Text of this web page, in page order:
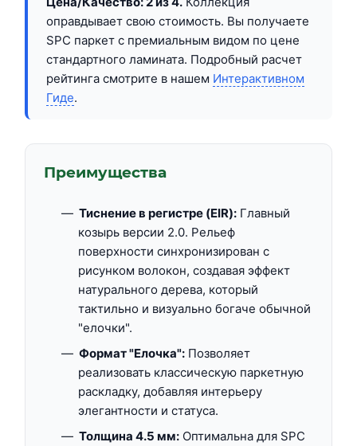
оправдывает свою стоимость. Вы получаете
SPC паркет с премиальным видом по цене
стандартного ламината. Подробный расчет
рейтинга смотрите в нашем Интерактивном
Гиде.
Преимущества
Тиснение в регистре (EIR): Главный
козырь версии 2.0. Рельеф
поверхности синхронизирован с
рисунком волокон, создавая эффект
натурального дерева, который
тактильно и визуально богаче обычной
"елочки".
Формат "Елочка": Позволяет
реализовать классическую паркетную
раскладку, добавляя интерьеру
элегантности и статуса.
Толщина 4.5 мм: Оптимальна для SPC